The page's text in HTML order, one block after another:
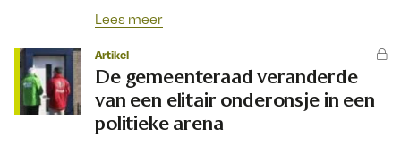
Lees meer
Artikel
De gemeenteraad veranderde
van een elitair onderonsje in een
politieke arena